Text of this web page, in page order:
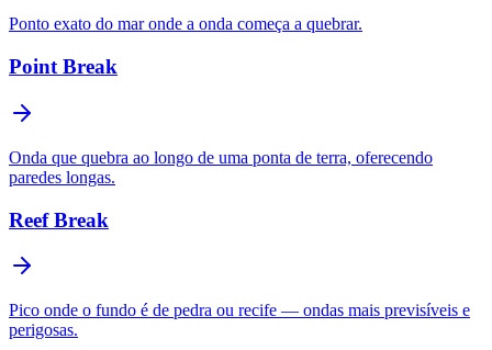
Ponto exato do mar onde a onda começa a quebrar.
Point Break
Onda que quebra ao longo de uma ponta de terra, oferecendo
paredes longas.
Reef Break
Pico onde o fundo é de pedra ou recife — ondas mais previsíveis e
perigosas.